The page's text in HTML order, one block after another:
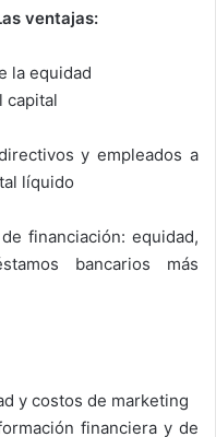
ventajas:
la equidad
capital
y empleados a
líquido
financiación: equidad,
bancarios más
y costos de marketing
financiera y de